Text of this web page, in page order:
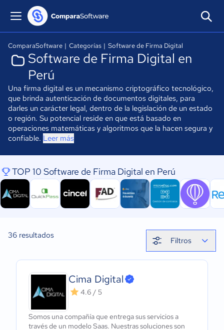
ComparaSoftware | Categorías | Software de Firma Digital
Software de Firma Digital en
Perú
Una firma digital es un mecanismo criptográfico tecnológico,
que brinda autenticación de documentos digitales, para
darles un carácter legal, dentro de la legislación de un estado
o región. Su potencial reside en que está basado en
operaciones matemáticas y algoritmos que la hacen segura y
confiable. Leer más
TOP 10 Software de Firma Digital en Perú
36 resultados
Filtros
Cima Digital
4.6 / 5
Somos una compañía que entrega sus servicios a
través de un modelo Saas. Nuestras soluciones son